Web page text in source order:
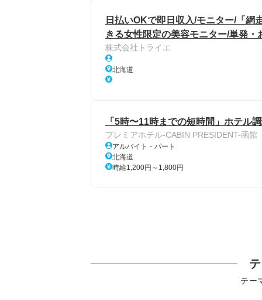
日払いOKで即日収入/モニター/「網
きる女性限定の美容モニター/単発
株式会社トライエ
北海道
「5時〜11時までの短時間」ホテル
プレミアホテル-CABIN PRESIDENT-函館
アルバイト・パート
北海道
時給1,200円～1,800円
テー